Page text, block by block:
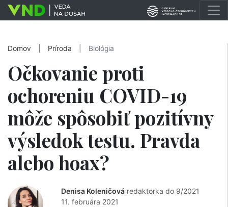
Domov Príroda Biológia
Očkovanie proti
ochoreniu COVID-19
môže spôsobiť pozitívny
výsledok testu. Pravda
alebo hoax?
Denisa Koleničová redaktorka do 9/2021
11. februára 2021